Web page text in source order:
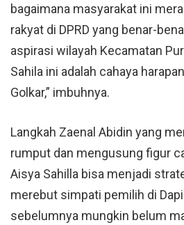
bagaimana masyarakat ini
rakyat di DPRD yang benar-
aspirasi wilayah Kecamatan
Sahila ini adalah cahaya
Golkar,” imbuhnya.
Langkah Zaenal Abidin yang
rumput dan mengusung figur
Aisya Sahilla bisa menjadi
merebut simpati pemilih di
sebelumnya mungkin belum